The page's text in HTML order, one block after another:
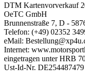
DTM Kartenvorverkauf
OeTC GmbH
Brunnenstraße 7, D -
Telefon: (+49) 02352
eMail:
Internet:
eingetragen unter HRB
Ust-Id-Nr. DE254487479